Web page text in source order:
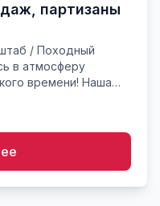
партизаны
/ Походный
времени! Наша